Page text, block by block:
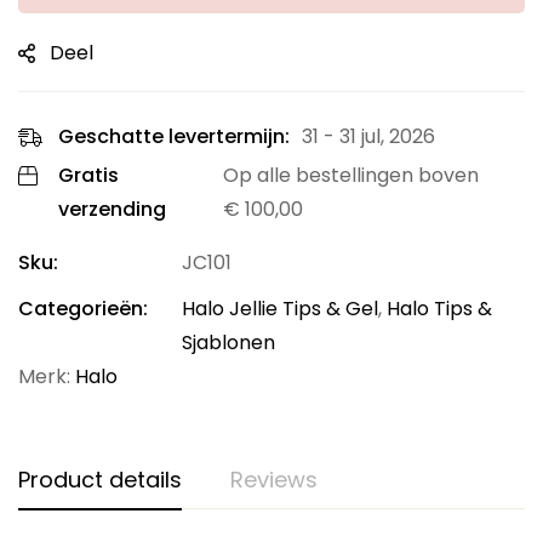
Deel
Geschatte levertermijn: 31 - 31 jul, 2026
Gratis
verzending
Op alle bestellingen boven
€ 100,00
Sku:
JC101
Categorieën:
Halo Jellie Tips & Gel, Halo Tips &
Sjablonen
Merk: Halo
Product details Reviews